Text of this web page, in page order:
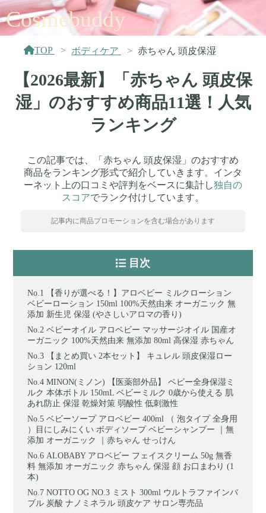
Cosmebuddy
TOP ボディケア 赤ちゃん 頭皮保湿
【2026最新】「赤ちゃん 頭皮保
湿」のおすすめ商品11選！人気
ランキング
この記事では、「赤ちゃん 頭皮保湿」のおすすめ
商品をランキング形式で紹介していきます。インタ
ーネット上の口コミや評判をベースに集計し独自の
スコアでランク付けしています。
記事内に商品プロモーションを含む場合があります
目次
【香りが選べる！】アロベビー ミルクローション
ベビーローション 150ml 100%天然由来 オーガニック 無
添加 新生児 保湿 (やさしいアロマの香り)
ベビーオイル アロベビー マッサージオイル 国産オ
ーガニック 100%天然由来 無添加 80ml 高保湿 赤ちゃん
【まとめ買い 2本セット】 キュレル 頭皮保湿ロー
ション 120ml
MINON(ミノン) 【医薬部外品】 ベビー全身保湿ミ
ルク 本体ボトル 150mL ベビーミルク 0歳から使える 肌
あれ防止 保湿 乾燥対策 弱酸性 低刺激性
ベビーソープ アロベビー 400ml （ 泡タイプ 全身用
）目にしみにくい ボディソープ ベビーシャンプー ｜無
添加 オーガニック ｜赤ちゃん せっけん
ALOBABY アロベビー フェイスクリーム 50g 無香
料 無添加 オーガニック 赤ちゃん 保湿 顔 お口まわり (1
本)
NOTTO OG NO.3 ミスト 300ml ウルトラファインバ
ブル 炭酸 ナノミネラル 頭皮ケア サロン専売品